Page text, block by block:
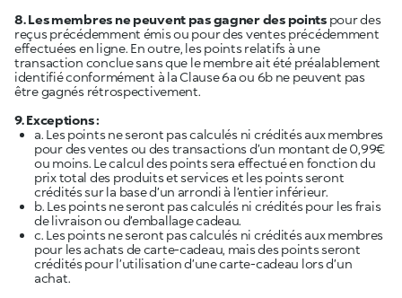
8. Les membres ne peuvent pas gagner des points pour des
reçus précédemment émis ou pour des ventes précédemment
effectuées en ligne. En outre, les points relatifs à une
transaction conclue sans que le membre ait été préalablement
identifié conformément à la Clause 6a ou 6b ne peuvent pas
être gagnés rétrospectivement.
9. Exceptions :
a. Les points ne seront pas calculés ni crédités aux membres
pour des ventes ou des transactions d’un montant de 0,99€
ou moins. Le calcul des points sera effectué en fonction du
prix total des produits et services et les points seront
crédités sur la base d’un arrondi à l’entier inférieur.
b. Les points ne seront pas calculés ni crédités pour les frais
de livraison ou d’emballage cadeau.
c. Les points ne seront pas calculés ni crédités aux membres
pour les achats de carte-cadeau, mais des points seront
crédités pour l’utilisation d’une carte-cadeau lors d’un
achat.